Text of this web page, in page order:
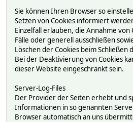
Sie können Ihren Browser so
Setzen von Cookies informiert
Einzelfall erlauben, die Annahme
Fälle oder generell ausschließen
Löschen der Cookies beim Schließen
Bei der Deaktivierung von Cookies
dieser Website eingeschränkt sein.
Server-Log-Files
Der Provider der Seiten erhebt und
Informationen in so genannten
Browser automatisch an uns